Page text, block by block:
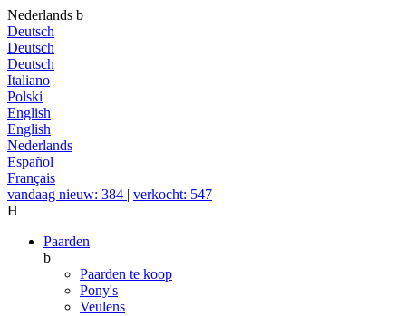
Nederlands b
Deutsch
Deutsch
Deutsch
Italiano
Polski
English
English
Nederlands
Español
Français
vandaag nieuw: 384 | verkocht: 547
H
Paarden
b
Paarden te koop
Pony's
Veulens